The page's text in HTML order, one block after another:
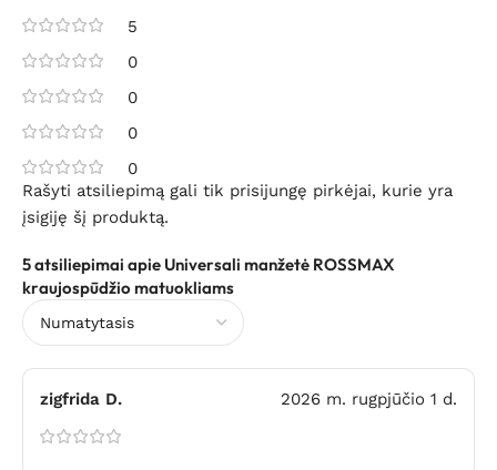
5
0
0
0
0
5 atsiliepimai apie Universali manžetė ROSSMAX
kraujospūdžio matuokliams
zigfrida D. 2026 m. rugpjūčio 1 d.
Rašyti atsiliepimą gali tik prisijungę pirkėjai, kurie yra
įsigiję šį produktą.